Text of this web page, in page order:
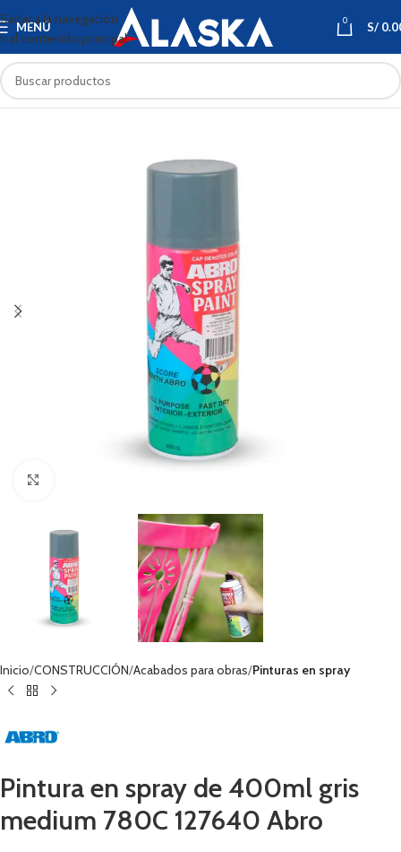
Saltar a la navegación
Ir al contenido principal
MENÚ 0 S/
Inicio CONSTRUCCIÓN Acabados para obras Pinturas en spray
Pintura en spray de 400ml gris
medium 780C 127640 Abro